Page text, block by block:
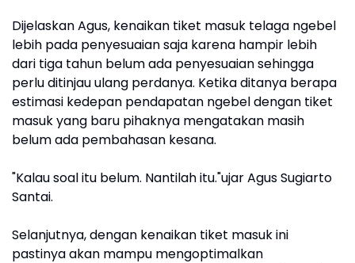
Dijelaskan Agus, kenaikan tiket masuk telaga ngebel
lebih pada penyesuaian saja karena hampir lebih
dari tiga tahun belum ada penyesuaian sehingga
perlu ditinjau ulang perdanya. Ketika ditanya berapa
estimasi kedepan pendapatan ngebel dengan tiket
masuk yang baru pihaknya mengatakan masih
belum ada pembahasan kesana.
"Kalau soal itu belum. Nantilah itu."ujar Agus Sugiarto
Santai.
Selanjutnya, dengan kenaikan tiket masuk ini
pastinya akan mampu mengoptimalkan